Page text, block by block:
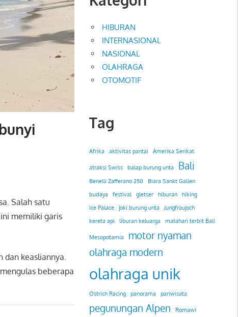
Salah satu
ini memiliki garis
dan keasliannya.
beberapa
HIBURAN
INTERNASIONAL
NASIONAL
OLAHRAGA
OTOMOTIF
Tag
Afrika aktivitas pantai Amerika Serikat
atraksi Swiss balap burung unta Bali
Benelli Zafferano 250
Biara Sankt Gallen
budaya
festival gletser hiburan
hiking
Ice Palace
joki burung unta
Jungfraujoch
kereta api
liburan keluarga matahari terbit Bali
Mesopotamia
motor nyaman
olahraga modern
olahraga unik
Ostrich Racing panorama pariwisata
pegunungan Alpen Romawi